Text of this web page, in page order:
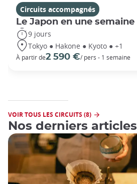
Circuits accompagnés
Le Japon en une semaine
9 jours
Tokyo ● Hakone ● Kyoto ● +1
À partir de2 590 €/ pers - 1 semaine
VOIR TOUS LES CIRCUITS (8)
Nos derniers articles